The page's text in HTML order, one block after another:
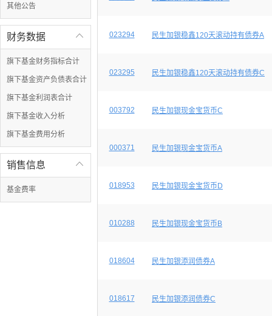
其他公告

财务数据
旗下基金财务指标合计
旗下基金资产负债表合计
旗下基金利润表合计
旗下基金收入分析
旗下基金费用分析

销售信息
基金费率
023294 民生加银稳鑫120天滚动持有债券A
023295 民生加银稳鑫120天滚动持有债券C
003792 民生加银现金宝货币C
000371 民生加银现金宝货币A
018953 民生加银现金宝货币D
010288 民生加银现金宝货币B
018604 民生加银添润债券A
018617 民生加银添润债券C